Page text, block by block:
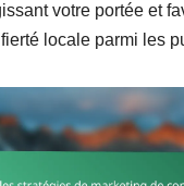
votre portée et
locale parmi les